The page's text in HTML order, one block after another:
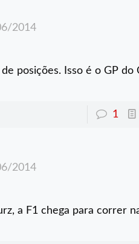
2014
posições. Isso é o GP do
1
2014
a F1 chega para correr